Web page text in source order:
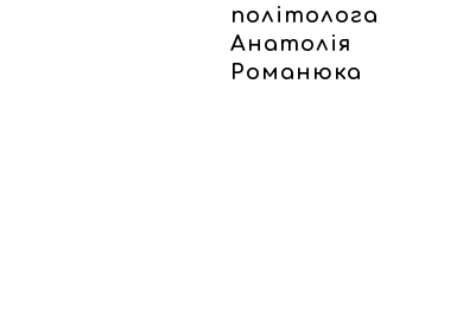
політолога
Анатолія
Романюка